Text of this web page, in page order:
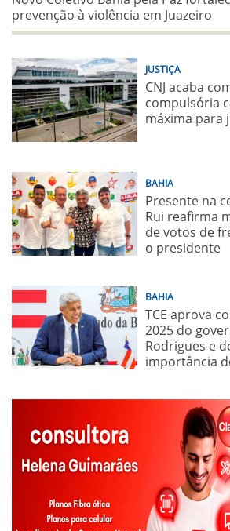
prevenção à violência em Juazeiro
JUSTIÇA
CNJ acaba
compulsória
máxima para
BAHIA
Presente na
Rui reafirma
de votos de
o presidente
BAHIA
TCE aprova
2025 do
Rodrigues e
importância